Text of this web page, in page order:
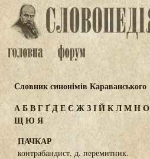
Словник синонімів Караванського
АБВГҐДЕЄ ЖЗІЙКЛМНО
ЩЮ Я
ПАЧКАР
контрабандист, д. перемитник.